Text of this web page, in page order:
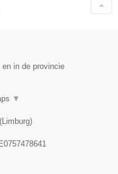
in de provincie
▼
(Limburg)